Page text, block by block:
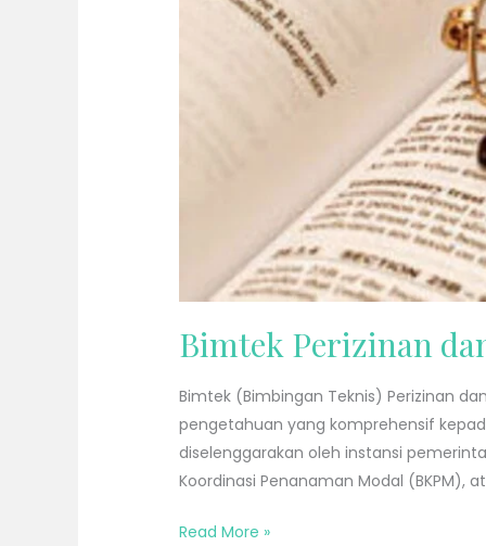
Bimtek Perizinan
Bimtek (Bimbingan Teknis) Perizinan
pengetahuan yang komprehensif
diselenggarakan oleh instansi
Koordinasi Penanaman Modal (BKPM),
Read More »